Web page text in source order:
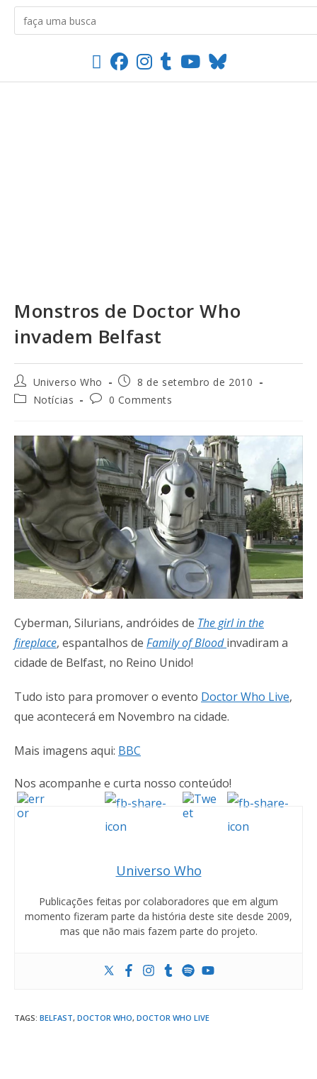
Monstros de Doctor Who
invadem Belfast
Universo Who
8 de setembro de 2010
Notícias
0 Comments
Cyberman, Silurians, andróides de The girl in the
fireplace, espantalhos de Family of Bloodinvadiram a
cidade de Belfast, no Reino Unido!
Tudo isto para promover o evento Doctor Who Live,
que acontecerá em Novembro na cidade.
Mais imagens aqui: BBC
Nos acompanhe e curta nosso conteúdo!
Universo Who
Publicações feitas por colaboradores que em algum
momento fizeram parte da história deste site desde 2009,
mas que não mais fazem parte do projeto.
TAGS: BELFAST, DOCTOR WHO, DOCTOR WHO LIVE